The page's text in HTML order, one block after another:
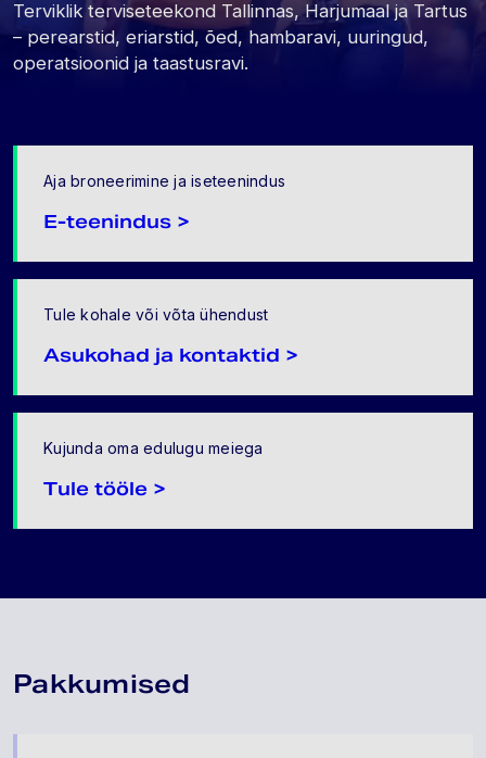
Terviklik terviseteekond Tallinnas, Harjumaal ja Tartus
– perearstid, eriarstid, õed, hambaravi, uuringud,
operatsioonid ja taastusravi.
Aja broneerimine ja iseteenindus
E-teenindus >
Tule kohale või võta ühendust
Asukohad ja kontaktid >
Kujunda oma edulugu meiega
Tule tööle >
Pakkumised